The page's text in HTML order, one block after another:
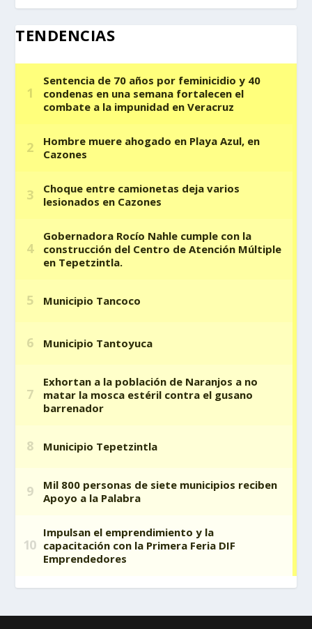
TENDENCIAS